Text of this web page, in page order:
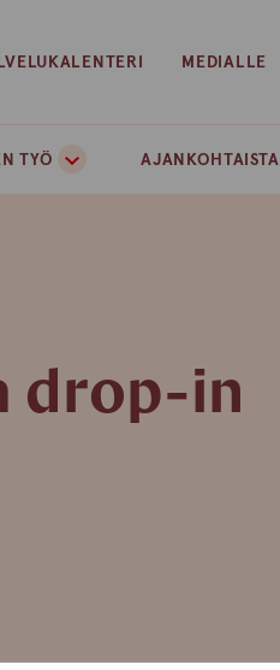
MEDIALLE
TYÖ AJANKOHTAISTA
drop-in